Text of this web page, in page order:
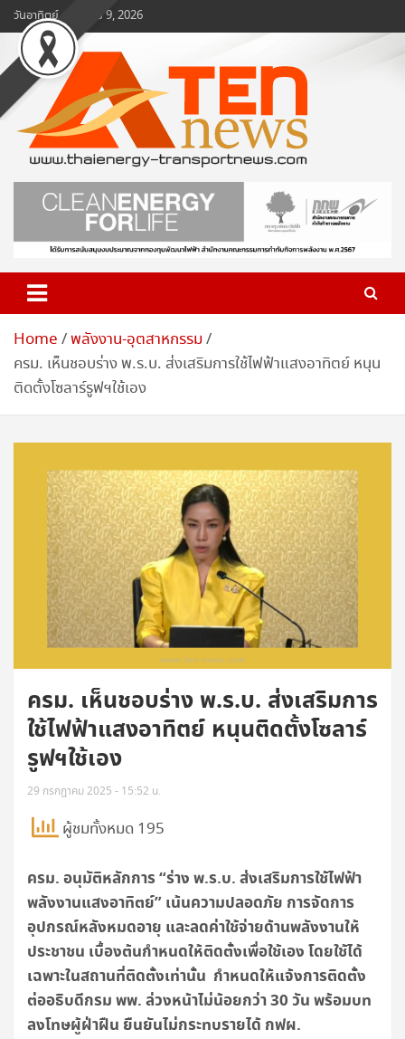
Skip
to
content
วันอาทิตย์, สิงหาคม 9, 2026
www.ten-news.com
ข่าวพลังงานและคมนาคม
Home พลังงาน-อุตสาหกรรม
ครม. เห็นชอบร่าง พ.ร.บ. ส่งเสริมการใช้ไฟฟ้าแสงอาทิตย์ หนุน
ติดตั้งโซลาร์รูฟฯใช้เอง
ครม. เห็นชอบร่าง พ.ร.บ. ส่งเสริมการ
ใช้ไฟฟ้าแสงอาทิตย์ หนุนติดตั้งโซลาร์
รูฟฯใช้เอง
29 กรกฎาคม 2025 - 15:52 น.
ผู้ชมทั้งหมด 195
ครม. อนุมัติหลักการ “ร่าง พ.ร.บ. ส่งเสริมการใช้ไฟฟ้า
พลังงานแสงอาทิตย์” เน้นความปลอดภัย การจัดการ
อุปกรณ์หลังหมดอายุ และลดค่าใช้จ่ายด้านพลังงานให้
ประชาชน เบื้องต้นกำหนดให้ติดตั้งเพื่อใช้เอง โดยใช้ได้
เฉพาะในสถานที่ติดตั้งเท่านั้น กำหนดให้แจ้งการติดตั้ง
ต่ออธิบดีกรม พพ. ล่วงหน้าไม่น้อยกว่า 30 วัน พร้อมบท
ลงโทษผู้ฝ่าฝืน ยืนยันไม่กระทบรายได้ กฟผ.